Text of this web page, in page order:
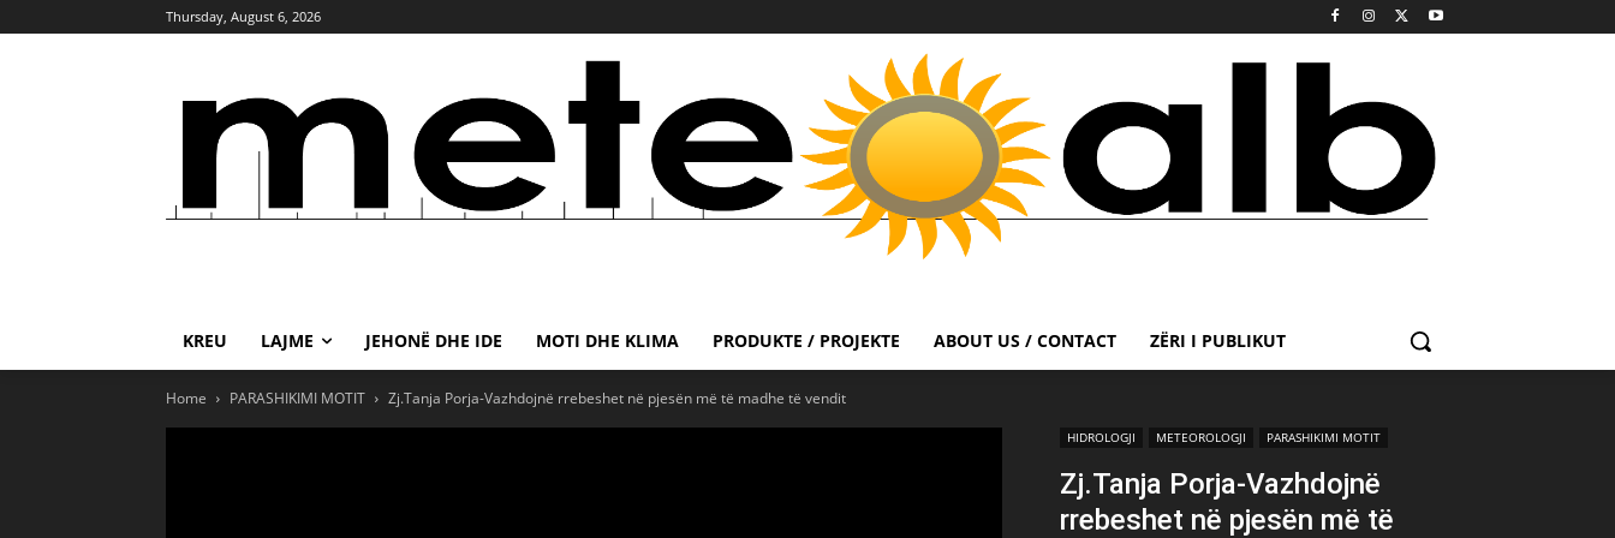
Thursday, August 6, 2026
KREU LAJME JEHONË DHE IDE MOTI DHE KLIMA PRODUKTE / PROJEKTE ABOUT US / CONTACT ZËRI I PUBLIKUT
Home PARASHIKIMI MOTIT Zj.Tanja Porja-Vazhdojnë rrebeshet në pjesën më të madhe të vendit
HIDROLOGJI METEOROLOGJI PARASHIKIMI MOTIT
Zj.Tanja Porja-Vazhdojnë
rrebeshet në pjesën më të